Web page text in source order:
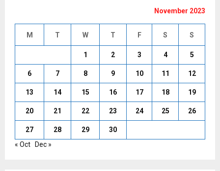
November 2023
M T W T F S S
1 2 3 4 5
6 7 8 9 10 11 12
13 14 15 16 17 18 19
20 21 22 23 24 25 26
27 28 29
30
« Oct
Dec »